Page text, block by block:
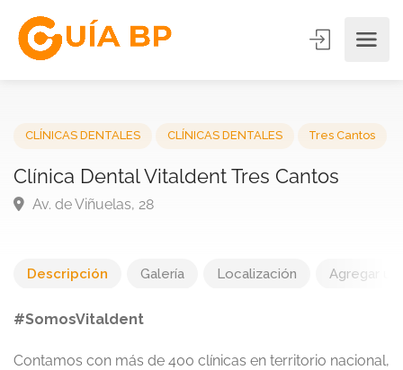
Clínica Dental Vitaldent Tres Cantos
Descripción Galería Localización Agregar
#SomosVitaldent
Contamos con más de 400 clínicas en territorio nacional,